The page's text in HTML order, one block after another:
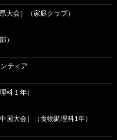
大会］（家庭クラブ）
）
ティア
科１年）
国大会］（食物調理科1年）